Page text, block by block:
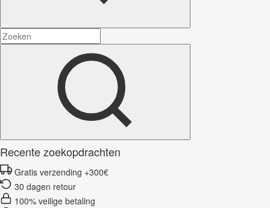
Recente zoekopdrachten
Gratis verzending +300€
30 dagen retour
100% veilige betaling